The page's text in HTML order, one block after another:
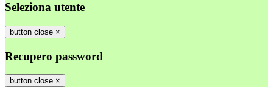
Seleziona utente
button close ×
Recupero password
button close ×